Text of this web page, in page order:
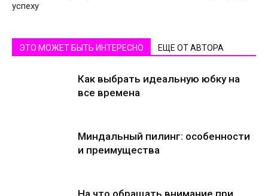
успеху
ЭТО МОЖЕТ БЫТЬ ИНТЕРЕСНО ЕЩЕ ОТ АВТОРА
Как выбрать идеальную юбку на
все времена
Миндальный пилинг: особенности
и преимущества
На что обращать внимание при